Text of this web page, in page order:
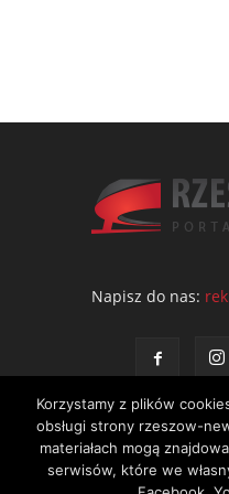
Napisz do nas:
Kontakt Polityka
Korzystamy z plików
obsługi strony rzeszow-
materiałach mogą
serwisów, które we